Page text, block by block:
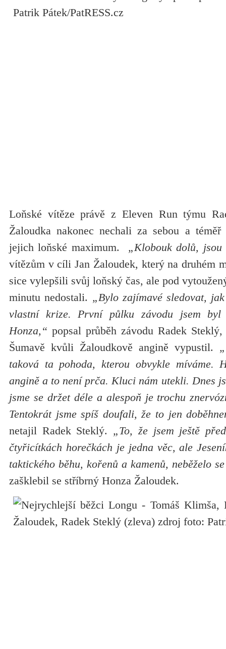
Loňské vítěze právě z Eleven Run týmu
Žaloudka nakonec nechali za sebou a
jejich loňské maximum. „Klobouk dolů,
vítězům v cíli Jan Žaloudek, který na druhém
sice vylepšili svůj loňský čas, ale pod
minutu nedostali. „Bylo zajímavé sledovat,
vlastní krize. První půlku závodu jsem
Honza,“ popsal průběh závodu Radek
Šumavě kvůli Žaloudkově angině vypustil.
taková ta pohoda, kterou obvykle míváme.
angině a to není prča. Kluci nám utekli. Dnes
jsme se držet déle a alespoň je trochu
Tentokrát jsme spíš doufali, že to jen
netajil Radek Steklý. „To, že jsem ještě
čtyřicítkách horečkách je jedna věc, ale
taktického běhu, kořenů a kamenů, neběželo
zašklebil se stříbrný Honza Žaloudek.